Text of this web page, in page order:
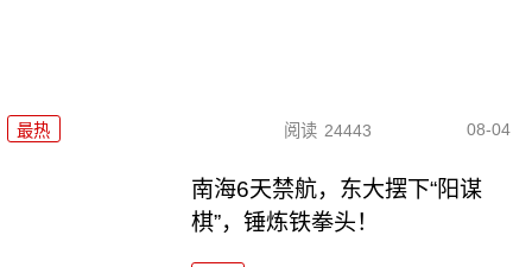
最热 阅读 24443 08-04
南海6天禁航，东大摆下“阳谋
棋”，锤炼铁拳头！